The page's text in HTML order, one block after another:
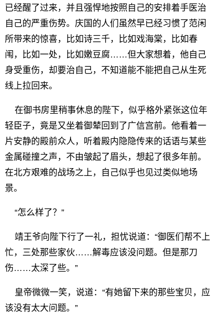
已经醒了过来，并且强悍地按照自己的安排着手医治
自己的严重伤势。庆国的人们虽然早已经习惯了范闲
所带来的惊喜，比如诗三千，比如戏海棠，比如春
闱，比如一处，比如嫩豆腐……但大家想着，他自己
身受重伤，却要治自己，不知道能不能把自己从生死
线上拉回来。
在御书房里稍事休息的陛下，似乎格外紧张这位年
轻臣子，竟是又坐着御辇回到了广信宫前。他看着一
片安静的殿前众人，听着殿内隐隐传来的话语与某些
金属碰撞之声，不由皱起了眉头，想起了很多年前。
在北方艰难的战场之上，自己似乎也见过类似地场
景。
“怎么样了？”
靖王爷向陛下行了一礼，担忧说道：“御医们帮不上
忙，三处那些家伙……解毒应该没问题。但是那刀
伤……太深了些。”
皇帝微微一笑，说道：“有她留下来的那些宝贝，应
该没有太大问题。”